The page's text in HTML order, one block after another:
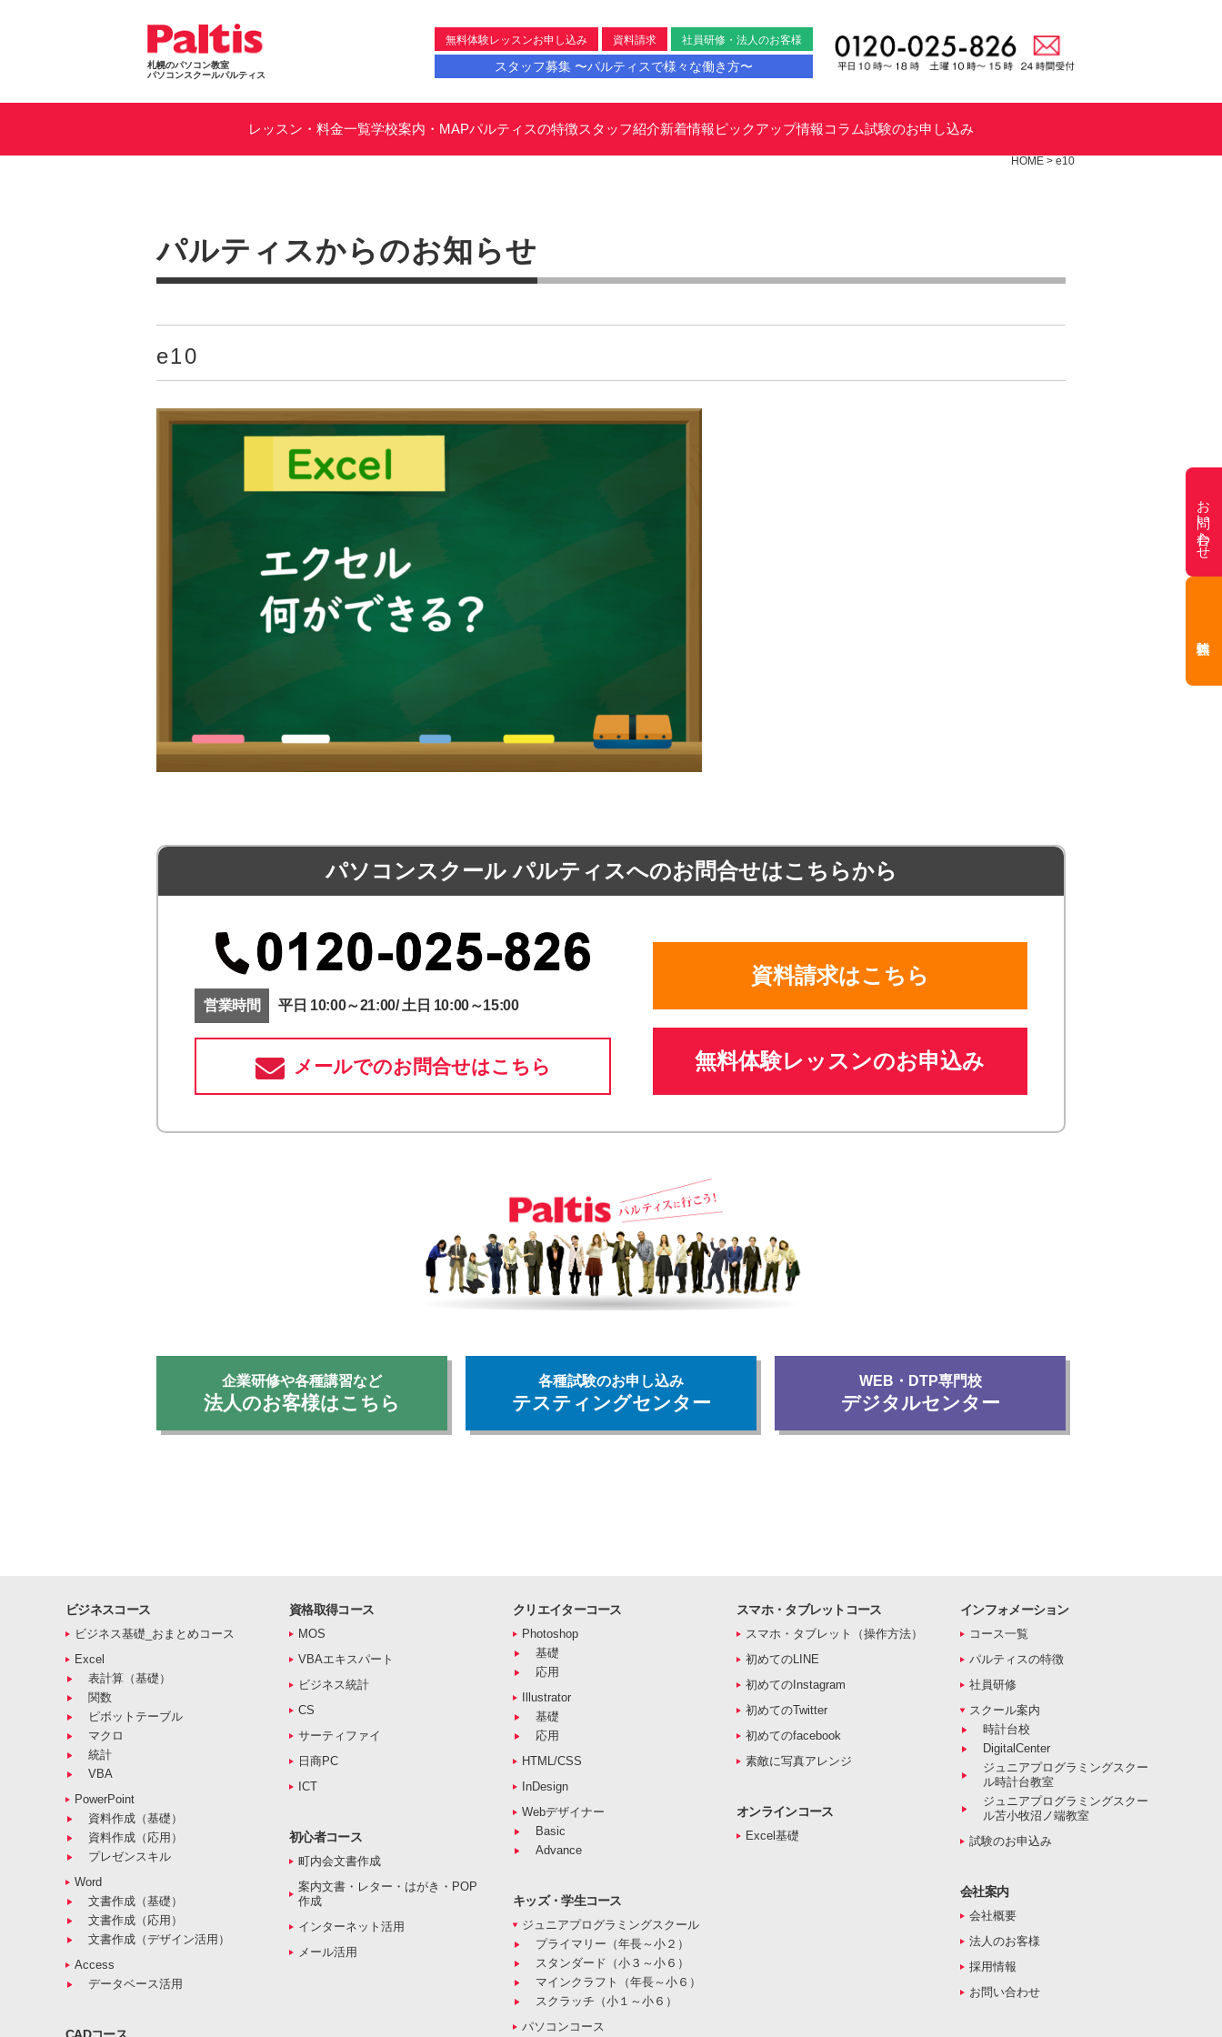
札幌のパソコン教室
パソコンスクールパルティス
無料体験レッスンお申し込み 資料請求 社員研修・法人のお客様
スタッフ募集 〜パルティスで様々な働き方〜
レッスン・料金一覧学校案内・MAPパルティスの特徴スタッフ紹介新着情報ピックアップ情報コラム試験のお申し込み
HOME > e10
パルティスからのお知らせ
e10
パソコンスクール パルティスへのお問合せはこちらから
営業時間 平日 10:00～21:00/ 土日 10:00～15:00
メールでのお問合せはこちら
資料請求はこちら
無料体験レッスンのお申込み
企業研修や各種講習など
法人のお客様はこちら
各種試験のお申し込み
テスティングセンター
WEB・DTP専門校
デジタルセンター
ビジネスコース
ビジネス基礎_おまとめコース
Excel
表計算（基礎）
関数
ピボットテーブル
マクロ
統計
VBA
PowerPoint
資料作成（基礎）
資料作成（応用）
プレゼンスキル
Word
文書作成（基礎）
文書作成（応用）
文書作成（デザイン活用）
Access
データベース活用
資格取得コース
MOS
VBAエキスパート
ビジネス統計
CS
サーティファイ
日商PC
ICT
初心者コース
町内会文書作成
案内文書・レター・はがき・POP
作成
インターネット活用
メール活用
クリエイターコース
Photoshop
基礎
応用
Illustrator
基礎
応用
HTML/CSS
InDesign
Webデザイナー
Basic
Advance
キッズ・学生コース
ジュニアプログラミングスクール
プライマリー（年長～小２）
スタンダード（小３～小６）
マインクラフト（年長～小６）
スクラッチ（小１～小６）
パソコンコース
スマホ・タブレットコース
スマホ・タブレット（操作方法）
初めてのLINE
初めてのInstagram
初めてのTwitter
初めてのfacebook
素敵に写真アレンジ
オンラインコース
Excel基礎
インフォメーション
コース一覧
パルティスの特徴
社員研修
スクール案内
時計台校
DigitalCenter
ジュニアプログラミングスクー
ル時計台教室
ジュニアプログラミングスクー
ル苫小牧沼ノ端教室
試験のお申込み
会社案内
会社概要
法人のお客様
採用情報
お問い合わせ
お問い合わせ